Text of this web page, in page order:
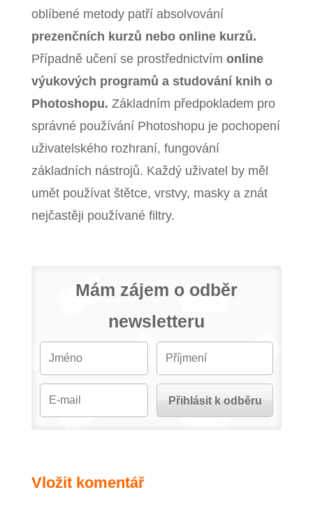
oblíbené metody patří absolvování
prezenčních kurzů nebo online kurzů.
Případně učení se prostřednictvím online
výukových programů a studování knih o
Photoshopu. Základním předpokladem pro
správné používání Photoshopu je pochopení
uživatelského rozhraní, fungování
základních nástrojů. Každý uživatel by měl
umět používat štětce, vrstvy, masky a znát
nejčastěji používané filtry.
Mám zájem o odběr
newsletteru
Vložit komentář